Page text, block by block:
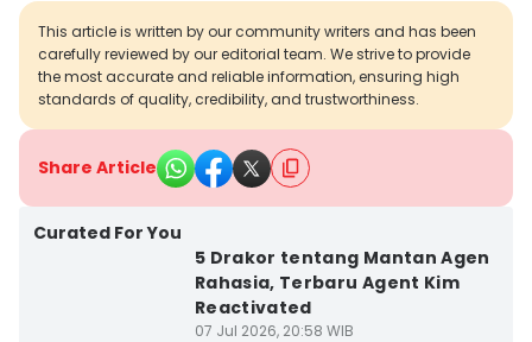
This article is written by our community writers and has been
carefully reviewed by our editorial team. We strive to provide
the most accurate and reliable information, ensuring high
standards of quality, credibility, and trustworthiness.
Share Article
Curated For You
5 Drakor tentang Mantan Agen
Rahasia, Terbaru Agent Kim
Reactivated
07 Jul 2026, 20:58 WIB